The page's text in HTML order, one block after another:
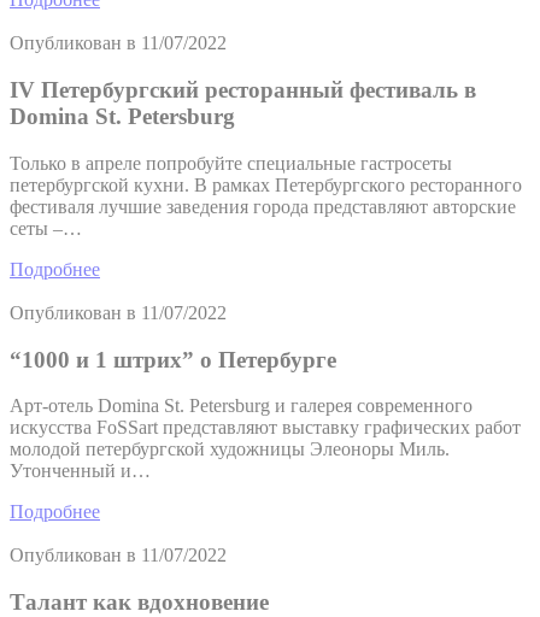
Опубликован в 11/07/2022
IV Петербургский ресторанный фестиваль в
Domina St. Petersburg
Только в апреле попробуйте специальные гастросеты
петербургской кухни. В рамках Петербургского ресторанного
фестиваля лучшие заведения города представляют авторские
сеты –…
Подробнее
Опубликован в 11/07/2022
“1000 и 1 штрих” о Петербурге
Арт-отель Domina St. Petersburg и галерея современного
искусства FoSSart представляют выставку графических работ
молодой петербургской художницы Элеоноры Миль.
Утонченный и…
Подробнее
Опубликован в 11/07/2022
Талант как вдохновение